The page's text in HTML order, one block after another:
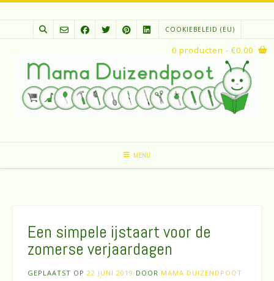
Spring
COOKIEBELEID (EU)
MENU
0 producten - €0.00
Een simpele ijstaart voor de
zomerse verjaardagen
GEPLAATST OP 22 JUNI 2019 DOOR MAMA DUIZENDPOOT